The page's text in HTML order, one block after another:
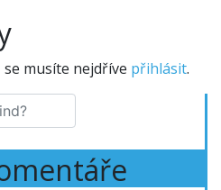
musíte nejdříve přihlásit.